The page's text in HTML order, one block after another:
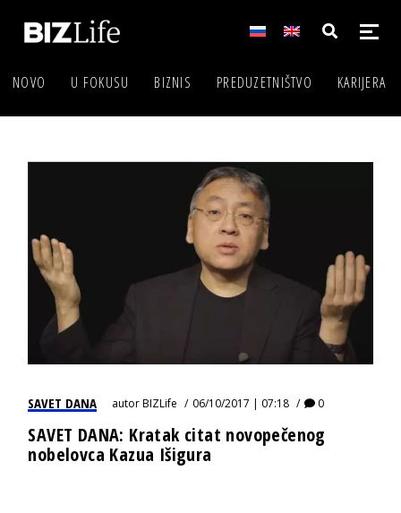
NOVO U FOKUSU BIZNIS PREDUZETNIŠTVO KARIJERA
SAVET DANA autorBIZLife 06/10/2017 | 07:18 0
SAVET DANA: Kratak citat novopečenog
nobelovca Kazua Išigura